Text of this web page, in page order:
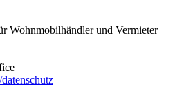
Wohnmobilhändler und Vermieter